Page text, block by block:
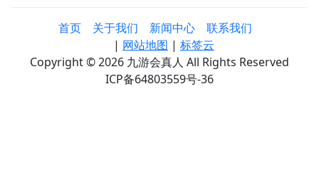
首页 关于我们 新闻中心
联系我们
| 网站地图 | 标签云
Copyright © 2026 九游会真人 All Rights Reserved
ICP备64803559号-36